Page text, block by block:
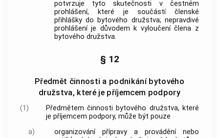
potvrzuje tyto skutečnosti v čestném
prohlášení, které je součástí členské
přihlášky do bytového družstva; nepravdivé
prohlášení je důvodem k vyloučení člena z
bytového družstva.
§ 12
Předmět činnosti a podnikání bytového
družstva, které je příjemcem podpory
(1)
Předmětem činnosti bytového družstva, které
je příjemcem podpory, může být pouze
a)
organizování přípravy a provádění nebo